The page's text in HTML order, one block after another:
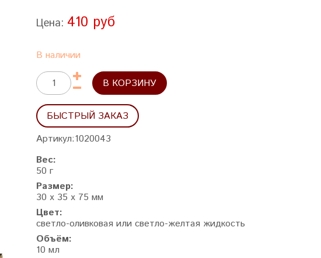
Цена: 410 руб
В наличии
В КОРЗИНУ
БЫСТРЫЙ ЗАКАЗ
Артикул:1020043
Вес:
50 г
Размер:
30 x 35 x 75 мм
Цвет:
светло-оливковая или светло-желтая жидкость
Объём:
10 мл